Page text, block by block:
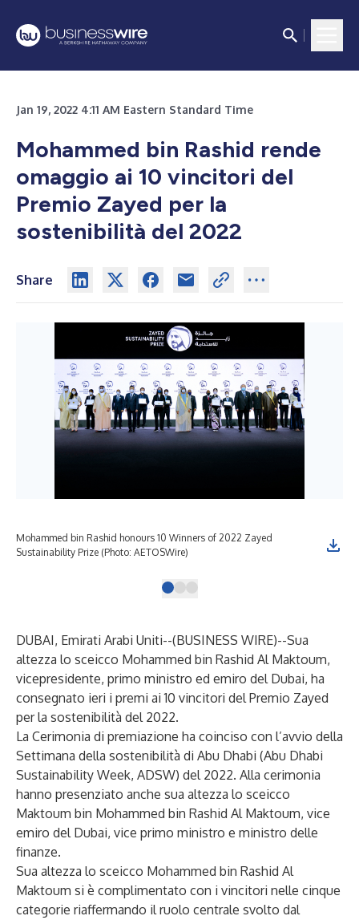
Jan 19, 2022 4:11 AM Eastern Standard Time
Mohammed bin Rashid rende
omaggio ai 10 vincitori del
Premio Zayed per la
sostenibilità del 2022
Share
Mohammed bin Rashid honours 10 Winners of 2022 Zayed
Sustainability Prize (Photo: AETOSWire)
DUBAI, Emirati Arabi Uniti--(BUSINESS WIRE)--Sua
altezza lo sceicco Mohammed bin Rashid Al Maktoum,
vicepresidente, primo ministro ed emiro del Dubai, ha
consegnato ieri i premi ai 10 vincitori del Premio Zayed
per la sostenibilità del 2022.
La Cerimonia di premiazione ha coinciso con l’avvio della
Settimana della sostenibilità di Abu Dhabi (Abu Dhabi
Sustainability Week, ADSW) del 2022. Alla cerimonia
hanno presenziato anche sua altezza lo sceicco
Maktoum bin Mohammed bin Rashid Al Maktoum, vice
emiro del Dubai, vice primo ministro e ministro delle
finanze.
Sua altezza lo sceicco Mohammed bin Rashid Al
Maktoum si è complimentato con i vincitori nelle cinque
categorie riaffermando il ruolo centrale svolto dal